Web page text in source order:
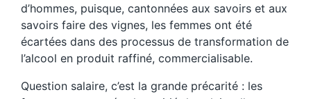
d’hommes, puisque, cantonnées aux savoirs et aux
savoirs faire des vignes, les femmes ont été
écartées dans des processus de transformation de
l’alcool en produit raffiné, commercialisable.
Question salaire, c’est la grande précarité : les